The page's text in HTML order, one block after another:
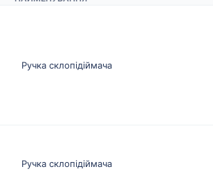
Ручка склопiдiймача
Ручка склопiдiймача